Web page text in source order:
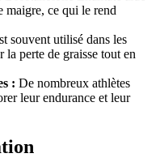
maigre, ce qui le rend
souvent utilisé dans les
la perte de graisse tout en
: De nombreux athlètes
leur endurance et leur